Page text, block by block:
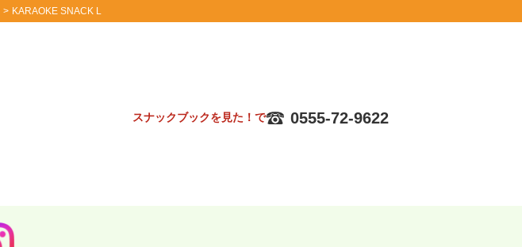
KARAOKE SNACK L
スナックブックを見た！で 0555-72-9622